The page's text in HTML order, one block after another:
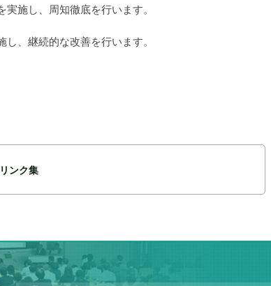
施し、周知徹底を行います。
、継続的な改善を行います。
リンク集